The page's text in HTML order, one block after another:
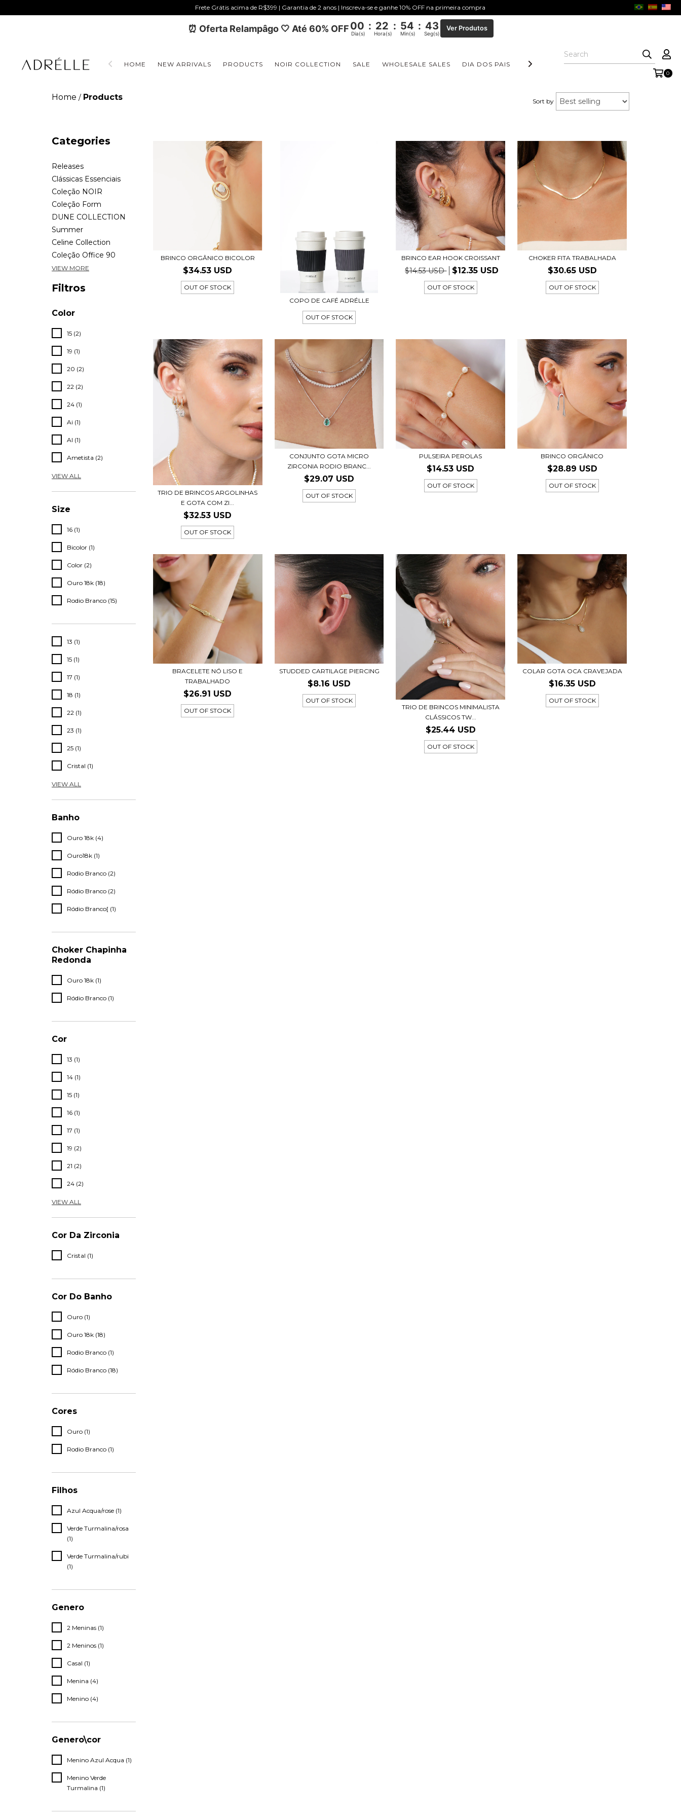
Frete Grátis acima de R$399 | Garantia de 2 anos | Inscreva-se e ganhe 10% OFF na primeira compra
⏰ Oferta Relampâgo 🤍 Até 60% OFF00 : 22 : 54 : 43
Dia(s) Hora(s) Min(s) Seg(s)
Ver Produtos
HOME NEW ARRIVALS PRODUCTS NOIR COLLECTION SALE WHOLESALE SALES DIA DOS PAIS COLEÇÃO AURORA FORM COLLECTION
0
Home / Products Sort by
Categories
Releases
Clássicas Essenciais
Coleção NOIR
Coleção Form
DUNE COLLECTION
Summer
Celine Collection
Coleção Office 90
VIEW MORE
Filtros
Color
15 (2)
19 (1)
20 (2)
22 (2)
24 (1)
Ai (1)
Al (1)
Ametista (2)
VIEW ALL
Size
16 (1)
Bicolor (1)
Color (2)
Ouro 18k (18)
Rodio Branco (15)
13 (1)
15 (1)
17 (1)
18 (1)
22 (1)
23 (1)
25 (1)
Cristal (1)
VIEW ALL
Banho
Ouro 18k (4)
Ouro18k (1)
Rodio Branco (2)
Ródio Branco (2)
Ródio Branco[ (1)
Choker Chapinha
Redonda
Ouro 18k (1)
Ródio Branco (1)
Cor
13 (1)
14 (1)
15 (1)
16 (1)
17 (1)
19 (2)
21 (2)
24 (2)
VIEW ALL
Cor Da Zirconia
Cristal (1)
Cor Do Banho
Ouro (1)
Ouro 18k (18)
Rodio Branco (1)
Ródio Branco (18)
Cores
Ouro (1)
Rodio Branco (1)
Filhos
Azul Acqua/rose (1)
Verde Turmalina/rosa
(1)
Verde Turmalina/rubi
(1)
Genero
2 Meninas (1)
2 Meninos (1)
Casal (1)
Menina (4)
Menino (4)
Genero\cor
Menino Azul Acqua (1)
Menino Verde
Turmalina (1)
BRINCO ORGÂNICO BICOLOR
$34.53 USD
OUT OF STOCK
COPO DE CAFÉ ADRÉLLE
OUT OF STOCK
BRINCO EAR HOOK CROISSANT
$14.53 USD $12.35 USD
OUT OF STOCK
CHOKER FITA TRABALHADA
$30.65 USD
OUT OF STOCK
TRIO DE BRINCOS ARGOLINHAS
E GOTA COM ZI...
$32.53 USD
OUT OF STOCK
CONJUNTO GOTA MICRO
ZIRCONIA RODIO BRANC...
$29.07 USD
OUT OF STOCK
PULSEIRA PEROLAS
$14.53 USD
OUT OF STOCK
BRINCO ORGÂNICO
$28.89 USD
OUT OF STOCK
BRACELETE NÓ LISO E
TRABALHADO
$26.91 USD
OUT OF STOCK
STUDDED CARTILAGE PIERCING
$8.16 USD
OUT OF STOCK
TRIO DE BRINCOS MINIMALISTA
CLÁSSICOS TW...
$25.44 USD
OUT OF STOCK
COLAR GOTA OCA CRAVEJADA
$16.35 USD
OUT OF STOCK